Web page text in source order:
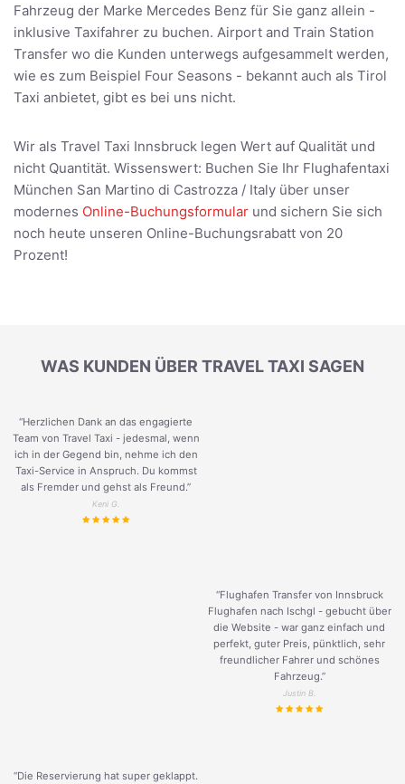
Fahrzeug der Marke Mercedes Benz für Sie ganz allein -
inklusive Taxifahrer zu buchen. Airport and Train Station
Transfer wo die Kunden unterwegs aufgesammelt werden,
wie es zum Beispiel Four Seasons - bekannt auch als Tirol
Taxi anbietet, gibt es bei uns nicht.
Wir als Travel Taxi Innsbruck legen Wert auf Qualität und
nicht Quantität. Wissenswert: Buchen Sie Ihr Flughafentaxi
München San Martino di Castrozza / Italy über unser
modernes Online-Buchungsformular und sichern Sie sich
noch heute unseren Online-Buchungsrabatt von 20
Prozent!
WAS KUNDEN ÜBER TRAVEL TAXI SAGEN
“Herzlichen Dank an das engagierte
Team von Travel Taxi - jedesmal, wenn
ich in der Gegend bin, nehme ich den
Taxi-Service in Anspruch. Du kommst
als Fremder und gehst als Freund.”
Keni G.
“Flughafen Transfer von Innsbruck
Flughafen nach Ischgl - gebucht über
die Website - war ganz einfach und
perfekt, guter Preis, pünktlich, sehr
freundlicher Fahrer und schönes
Fahrzeug.”
Justin B.
“Die Reservierung hat super geklappt.